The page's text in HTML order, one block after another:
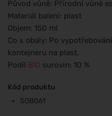
Původ vůně: Přírodní vůně
Materiál balení: plast
Objem: 150 ml
Co s obaly: Po
kontejneru na plast.
Podíl BIO surovin: 10 %
Kód produktu
SOB061